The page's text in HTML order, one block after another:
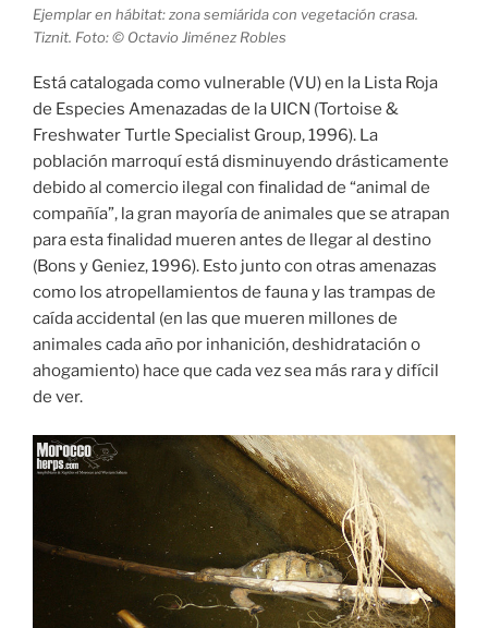
Ejemplar en hábitat: zona semiárida con vegetación crasa.
Tiznit. Foto: © Octavio Jiménez Robles
Está catalogada como vulnerable (VU) en la Lista Roja
de Especies Amenazadas de la UICN (Tortoise &
Freshwater Turtle Specialist Group, 1996). La
población marroquí está disminuyendo drásticamente
debido al comercio ilegal con finalidad de “animal de
compañía”, la gran mayoría de animales que se atrapan
para esta finalidad mueren antes de llegar al destino
(Bons y Geniez, 1996). Esto junto con otras amenazas
como los atropellamientos de fauna y las trampas de
caída accidental (en las que mueren millones de
animales cada año por inhanición, deshidratación o
ahogamiento) hace que cada vez sea más rara y difícil
de ver.